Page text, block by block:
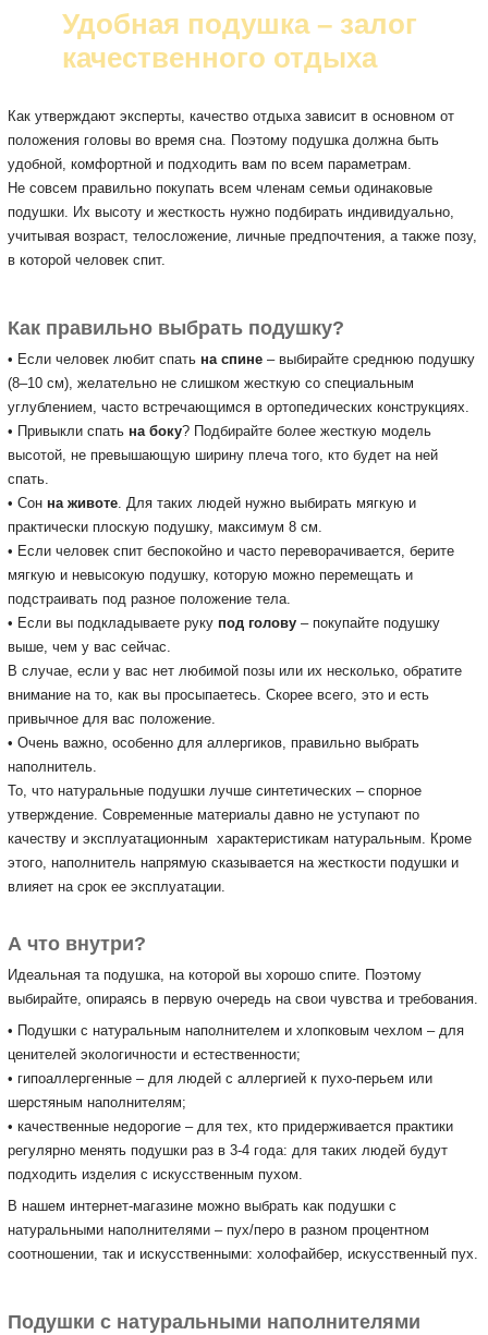
Удобная подушка – залог
качественного отдыха
Как утверждают эксперты, качество отдыха зависит в основном от
положения головы во время сна. Поэтому подушка должна быть
удобной, комфортной и подходить вам по всем параметрам.
Не совсем правильно покупать всем членам семьи одинаковые
подушки. Их высоту и жесткость нужно подбирать индивидуально,
учитывая возраст, телосложение, личные предпочтения, а также позу,
в которой человек спит.
Как правильно выбрать подушку?
• Если человек любит спать на спине– выбирайте среднюю подушку
(8–10 см), желательно не слишком жесткую со специальным
углублением, часто встречающимся в ортопедических конструкциях.
• Привыкли спать на боку? Подбирайте более жесткую модель
высотой, не превышающую ширину плеча того, кто будет на ней
спать.
• Сон на животе. Для таких людей нужно выбирать мягкую и
практически плоскую подушку, максимум 8 см.
• Если человек спит беспокойно и часто переворачивается, берите
мягкую и невысокую подушку, которую можно перемещать и
подстраивать под разное положение тела.
• Если вы подкладываете руку под голову– покупайте подушку
выше, чем у вас сейчас.
В случае, если у вас нет любимой позы или их несколько, обратите
внимание на то, как вы просыпаетесь. Скорее всего, это и есть
привычное для вас положение.
• Очень важно, особенно для аллергиков, правильно выбрать
наполнитель.
То, что натуральные подушки лучше синтетических – спорное
утверждение. Современные материалы давно не уступают по
качеству и эксплуатационным характеристикам натуральным. Кроме
этого, наполнитель напрямую сказывается на жесткости подушки и
влияет на срок ее эксплуатации.
А что внутри?
Идеальная та подушка, на которой вы хорошо спите. Поэтому
выбирайте, опираясь в первую очередь на свои чувства и требования.
• Подушки с натуральным наполнителем и хлопковым чехлом – для
ценителей экологичности и естественности;
• гипоаллергенные – для людей с аллергией к пухо-перьем или
шерстяным наполнителям;
• качественные недорогие – для тех, кто придерживается практики
регулярно менять подушки раз в 3-4 года: для таких людей будут
подходить изделия с искусственным пухом.
В нашем интернет-магазине можно выбрать как подушки с
натуральными наполнителями – пух/перо в разном процентном
соотношении, так и искусственными: холофайбер, искусственный пух.
Подушки с натуральными наполнителями